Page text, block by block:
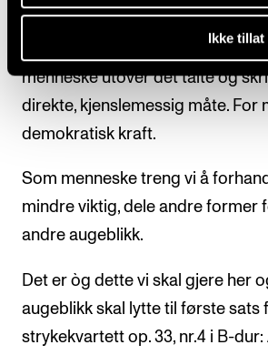
Ikke tillat
sjanger.
Musikk er eit spesielt språk i
menneske utover det talte og
direkte, kjenslemessig måte. For
demokratisk kraft.
Som menneske treng vi å
mindre viktig, dele andre former
andre augeblikk.
Det er òg dette vi skal gjere her
augeblikk skal lytte til første sats
strykekvartett op. 33, nr.4 i B-